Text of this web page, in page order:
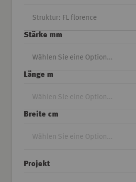
Stärke mm
Länge m
Breite cm
Projekt